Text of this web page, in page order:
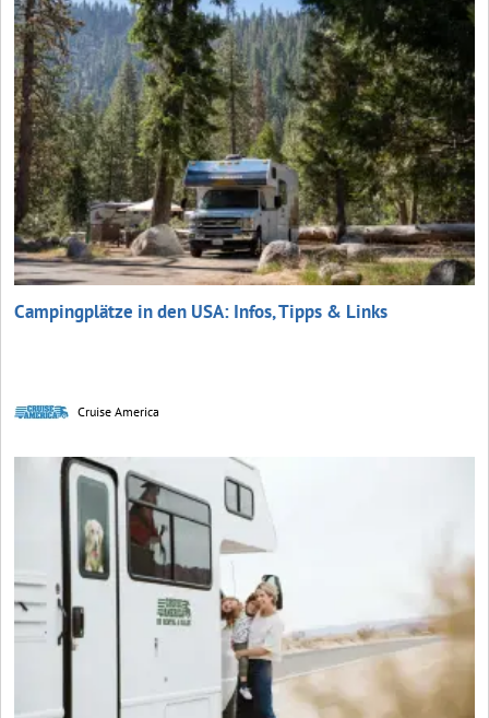
Campingplätze in den USA: Infos, Tipps & Links
Cruise America